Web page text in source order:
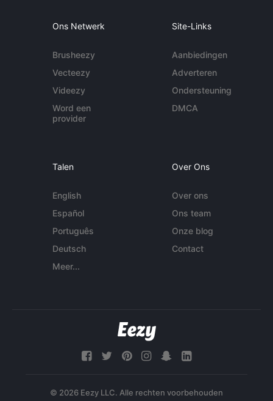
Ons Netwerk
Brusheezy
Vecteezy
Videezy
Word een
provider
Site-Links
Aanbiedingen
Adverteren
Ondersteuning
DMCA
Talen
English
Español
Português
Deutsch
Meer...
Over Ons
Over ons
Ons team
Onze blog
Contact
© 2026 Eezy LLC. Alle rechten voorbehouden